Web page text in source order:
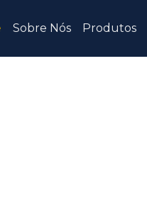
Sobre Nós Produtos